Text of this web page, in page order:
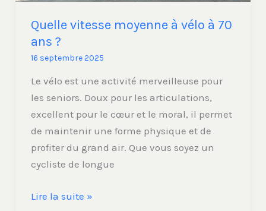
Quelle vitesse moyenne à vélo à 70
ans ?
16 septembre 2025
Le vélo est une activité merveilleuse pour
les seniors. Doux pour les articulations,
excellent pour le cœur et le moral, il permet
de maintenir une forme physique et de
profiter du grand air. Que vous soyez un
cycliste de longue
Lire la suite »